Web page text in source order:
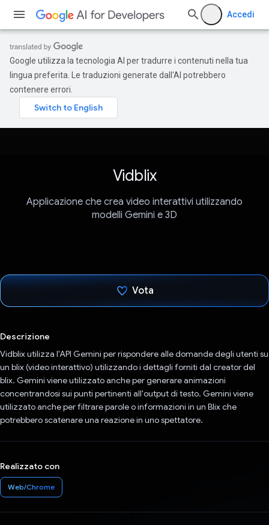
Accedi
Google utilizza la tecnologia AI per tradurre i contenuti nella tua
lingua preferita. Le traduzioni generate dall'AI potrebbero
contenere errori.
Vidblix
Applicazione che crea video interattivi utilizzando
modelli Gemini e 3D
Vota
Descrizione
Vidblix utilizza l'API Gemini per rispondere alle domande degli utenti su
un blix (video interattivo) utilizzando i dettagli forniti dal creator del
blix. Gemini viene utilizzato anche per generare animazioni
concentrandosi sui punti pertinenti all'output di testo. Gemini viene
utilizzato anche per filtrare parole o informazioni in un Blix che
potrebbero scatenare una reazione in uno spettatore.
Realizzato con
Web/Chrome